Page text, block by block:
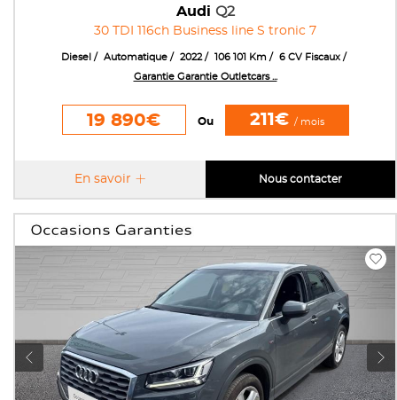
Audi Q2
30 TDI 116ch Business line S tronic 7
Diesel Automatique 2022 106 101 Km
6 CV Fiscaux
Garantie Garantie Outletcars ...
19 890€ Ou 211€ / mois
En savoir Nous contacter